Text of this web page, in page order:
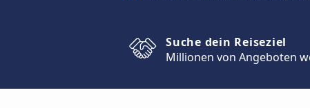
Suche dein Reiseziel
Millionen von Angeboten